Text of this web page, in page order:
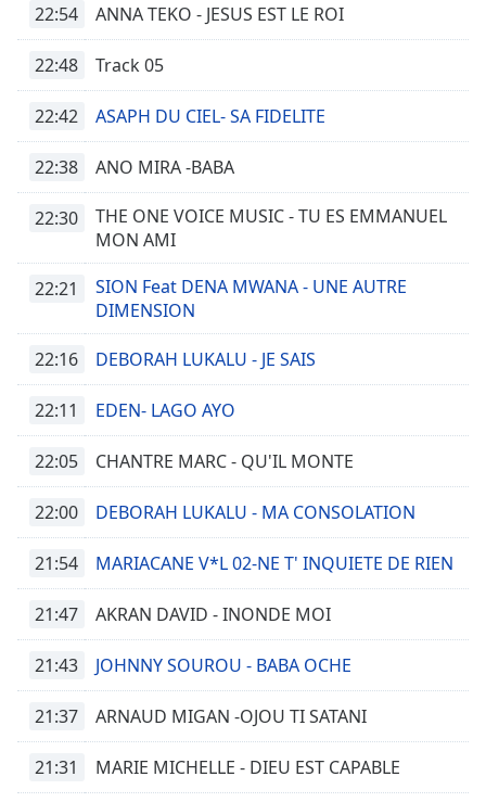
subtitles
settings,
opens
subtitles
settings
dialog
subtitles
off,
selected
in-
Fullscreen
modal
window.
Beginning
dialog
window.
Escape
close
window.
22:54 ANNA TEKO - JESUS EST LE ROI
22:48 Track 05
22:42 ASAPH DU CIEL- SA FIDELITE
22:38 ANO MIRA -BABA
22:30
THE ONE VOICE MUSIC - TU ES EMMANUEL
MON AMI
22:21
SION Feat DENA MWANA - UNE AUTRE
DIMENSION
22:16 DEBORAH LUKALU - JE SAIS
22:11 EDEN- LAGO AYO
22:05 CHANTRE MARC - QU'IL MONTE
22:00 DEBORAH LUKALU - MA CONSOLATION
21:54 MARIACANE V*L 02-NE T' INQUIETE DE RIEN
21:47 AKRAN DAVID - INONDE MOI
21:43 JOHNNY SOUROU - BABA OCHE
21:37 ARNAUD MIGAN -OJOU TI SATANI
21:31 MARIE MICHELLE - DIEU EST CAPABLE